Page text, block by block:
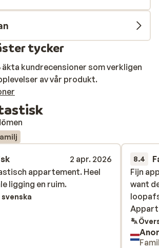
tycker
äkta kundrecensioner som verkligen
av vår produkt.
2 apr. 2026
appartement. Heel
ligging en ruim.
appartement. Heel
ligging en ruim.
8.4
Fijn
want
Fijn
want